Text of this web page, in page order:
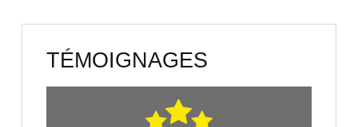
TÉMOIGNAGES